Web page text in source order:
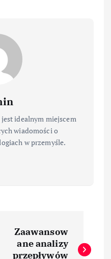
idealnym miejscem
wiadomości o
w przemyśle.
Zaawansow
ane analizy
przepływów